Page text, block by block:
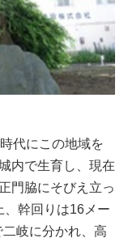
代にこの地域を
内で生育し、現在
門脇にそびえ立っ
、幹回りは16メー
二岐に分かれ、高